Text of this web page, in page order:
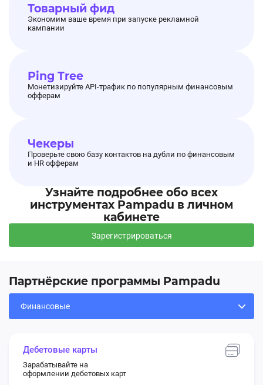
Товарный фид
Экономим ваше время при запуске рекламной
кампании
Ping Tree
Монетизируйте API-трафик по популярным финансовым
офферам
Чекеры
Проверьте свою базу контактов на дубли по финансовым
и HR офферам
Узнайте подробнее обо всех
инструментах Pampadu в личном
кабинете
Зарегистрироваться
Партнёрские программы Pampadu
Дебетовые карты
Зарабатывайте на
оформлении дебетовых карт